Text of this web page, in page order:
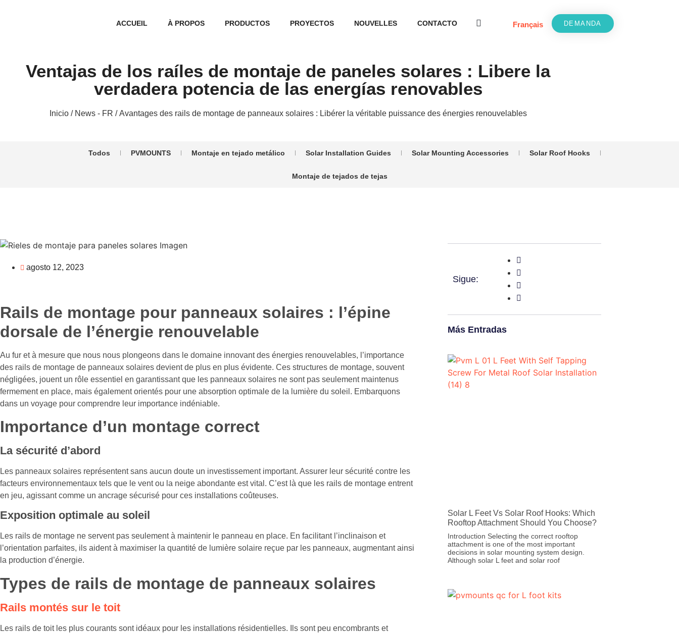
ACCUEIL À PROPOS PRODUCTOS PROYECTOS NOUVELLES CONTACTO Français DEMANDA
Ventajas de los raíles de montaje de paneles solares : Libere la
verdadera potencia de las energías renovables
Inicio/ News - FR / Avantages des rails de montage de panneaux solaires : Libérer la véritable puissance des énergies renouvelables
Todos PVMOUNTS Montaje en tejado metálico Solar Installation Guides Solar Mounting Accessories Solar Roof Hooks
Montaje de tejados de tejas
agosto 12, 2023
Rails de montage pour panneaux solaires : l’épine
dorsale de l’énergie renouvelable
Au fur et à mesure que nous nous plongeons dans le domaine innovant des énergies renouvelables, l’importance
des rails de montage de panneaux solaires devient de plus en plus évidente. Ces structures de montage, souvent
négligées, jouent un rôle essentiel en garantissant que les panneaux solaires ne sont pas seulement maintenus
fermement en place, mais également orientés pour une absorption optimale de la lumière du soleil. Embarquons
dans un voyage pour comprendre leur importance indéniable.
Importance d’un montage correct
La sécurité d’abord
Les panneaux solaires représentent sans aucun doute un investissement important. Assurer leur sécurité contre les
facteurs environnementaux tels que le vent ou la neige abondante est vital. C’est là que les rails de montage entrent
en jeu, agissant comme un ancrage sécurisé pour ces installations coûteuses.
Exposition optimale au soleil
Les rails de montage ne servent pas seulement à maintenir le panneau en place. En facilitant l’inclinaison et
l’orientation parfaites, ils aident à maximiser la quantité de lumière solaire reçue par les panneaux, augmentant ainsi
la production d’énergie.
Types de rails de montage de panneaux solaires
Rails montés sur le toit
Les rails de toit les plus courants sont idéaux pour les installations résidentielles. Ils sont peu encombrants et
Sigue:
Más Entradas
Solar L Feet Vs Solar Roof Hooks: Which
Rooftop Attachment Should You Choose?
Introduction Selecting the correct rooftop
attachment is one of the most important
decisions in solar mounting system design.
Although solar L feet and solar roof